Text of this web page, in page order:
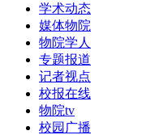
学术动态
媒体物院
物院学人
专题报道
记者视点
校报在线
物院tv
校园广播